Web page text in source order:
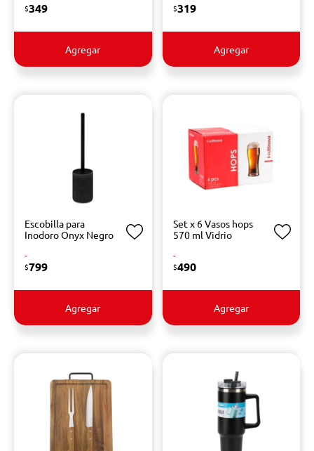
$349
Agregar
$319
Agregar
Escobilla para
Inodoro Onyx Negro
-
$799
Agregar
Set x 6 Vasos hops
570 ml Vidrio
-
$490
Agregar